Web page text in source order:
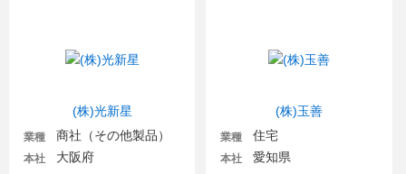
(株)光新星
業種 商社（その他製品）
本社 大阪府
(株)玉善
業種 住宅
本社 愛知県